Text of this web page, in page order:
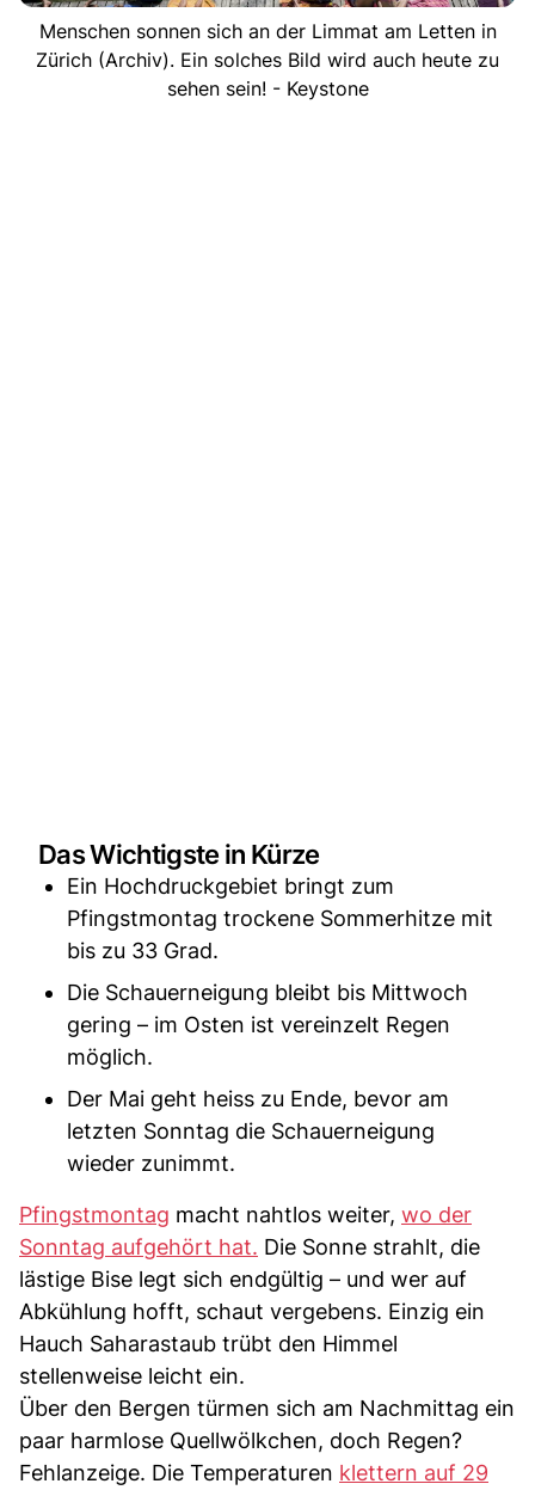
Menschen sonnen sich an der Limmat am Letten in
Zürich (Archiv). Ein solches Bild wird auch heute zu
sehen sein! - Keystone
Das Wichtigste in Kürze
Ein Hochdruckgebiet bringt zum
Pfingstmontag trockene Sommerhitze mit
bis zu 33 Grad.
Die Schauerneigung bleibt bis Mittwoch
gering – im Osten ist vereinzelt Regen
möglich.
Der Mai geht heiss zu Ende, bevor am
letzten Sonntag die Schauerneigung
wieder zunimmt.
Pfingstmontag macht nahtlos weiter, wo der
Sonntag aufgehört hat. Die Sonne strahlt, die
lästige Bise legt sich endgültig – und wer auf
Abkühlung hofft, schaut vergebens. Einzig ein
Hauch Saharastaub trübt den Himmel
stellenweise leicht ein.
Über den Bergen türmen sich am Nachmittag ein
paar harmlose Quellwölkchen, doch Regen?
Fehlanzeige. Die Temperaturen klettern auf 29